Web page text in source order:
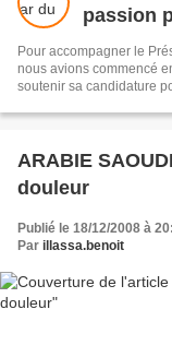
passion
Pour accompagner le
nous avions commencé
soutenir sa candidature
ARABIE
douleur
Publié le 18/12/2008 à
Par illassa.benoit